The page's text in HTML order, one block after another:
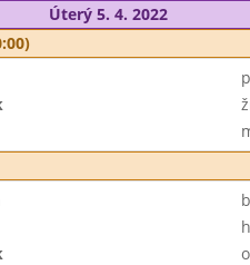
Úterý 5. 4. 2022